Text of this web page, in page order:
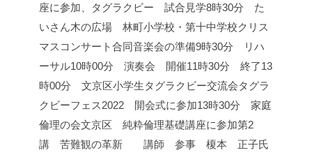
座に参加、タグラクビー 試合見学8時30分 た
いさん木の広場 林町小学校・第十中学校クリス
マスコンサート合同音楽会の準備9時30分 リハ
ーサル10時00分 演奏会 開催11時30分 終了13
時00分 文京区小学生タグラクビー交流会タグラ
クビーフェス2022 開会式に参加13時30分 家庭
倫理の会文京区 純粋倫理基礎講座に参加第2
講 苦難観の革新 講師 参事 榎本 正子氏